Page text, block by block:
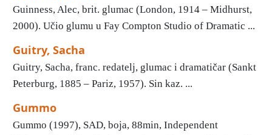
Guinness, Alec, brit. glumac (London, 1914 – Midhurst,
2000). Učio glumu u Fay Compton Studio of Dramatic ...
Guitry, Sacha
Guitry, Sacha, franc. redatelj, glumac i dramatičar (Sankt
Peterburg, 1885 – Pariz, 1957). Sin kaz. ...
Gummo
Gummo (1997), SAD, boja, 88min, Independent